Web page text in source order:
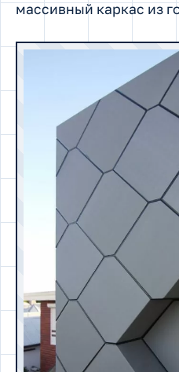
массивный каркас из